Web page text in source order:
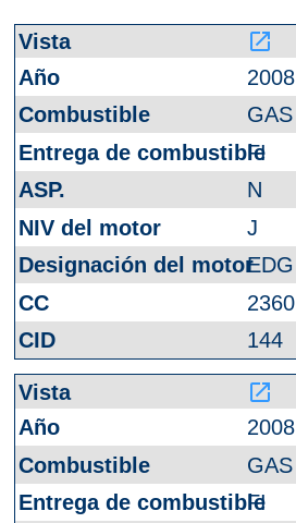
launch
2008
GAS
FI
N
J
EDG
2360
144
launch
2008
GAS
FI